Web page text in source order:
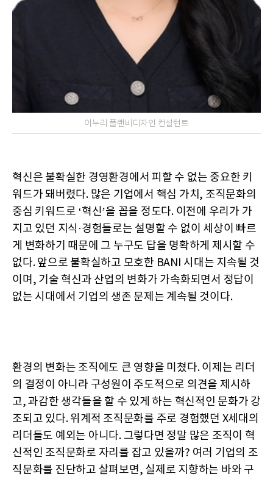
이누리 플랜비디자인 컨설턴트
혁신은 불확실한 경영환경에서 피할 수 없는 중요한 키
워드가 돼버렸다. 많은 기업에서 핵심 가치, 조직문화의
중심 키워드로 ‘혁신’을 꼽을 정도다. 이전에 우리가 가
지고 있던 지식·경험들로는 설명할 수 없이 세상이 빠르
게 변화하기 때문에 그 누구도 답을 명확하게 제시할 수
없다. 앞으로 불확실하고 모호한 BANI 시대는 지속될 것
이며, 기술 혁신과 산업의 변화가 가속화되면서 정답이
없는 시대에서 기업의 생존 문제는 계속될 것이다.
환경의 변화는 조직에도 큰 영향을 미쳤다. 이제는 리더
의 결정이 아니라 구성원이 주도적으로 의견을 제시하
고, 과감한 생각들을 할 수 있게 하는 혁신적인 문화가 강
조되고 있다. 위계적 조직문화를 주로 경험했던 X세대의
리더들도 예외는 아니다. 그렇다면 정말 많은 조직이 혁
신적인 조직문화로 자리를 잡고 있을까? 여러 기업의 조
직문화를 진단하고 살펴보면, 실제로 지향하는 바와 구